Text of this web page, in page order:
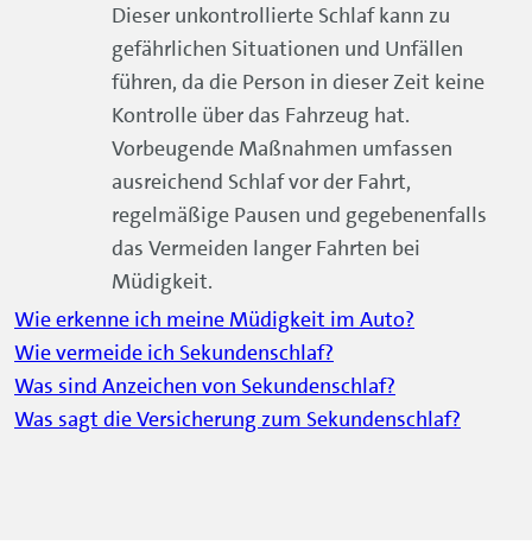
Dieser unkontrollierte Schlaf kann zu
gefährlichen Situationen und Unfällen
führen, da die Person in dieser Zeit keine
Kontrolle über das Fahrzeug hat.
Vorbeugende Maßnahmen umfassen
ausreichend Schlaf vor der Fahrt,
regelmäßige Pausen und gegebenenfalls
das Vermeiden langer Fahrten bei
Müdigkeit.
Wie erkenne ich meine Müdigkeit im Auto?
Wie vermeide ich Sekundenschlaf?
Was sind Anzeichen von Sekundenschlaf?
Was sagt die Versicherung zum Sekundenschlaf?